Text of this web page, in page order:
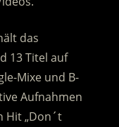
das
13 Titel auf
Mixe und B-
Aufnahmen
Hit „Don´t